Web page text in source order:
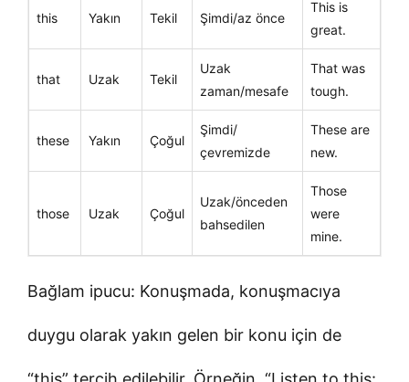
this Yakın Tekil Şimdi/az önce
This is
great.
that Uzak Tekil
Uzak
zaman/mesafe
That was
tough.
these Yakın Çoğul
Şimdi/
çevremizde
These are
new.
those Uzak Çoğul
Uzak/önceden
bahsedilen
Those
were
mine.
Bağlam ipucu: Konuşmada, konuşmacıya
duygu olarak yakın gelen bir konu için de